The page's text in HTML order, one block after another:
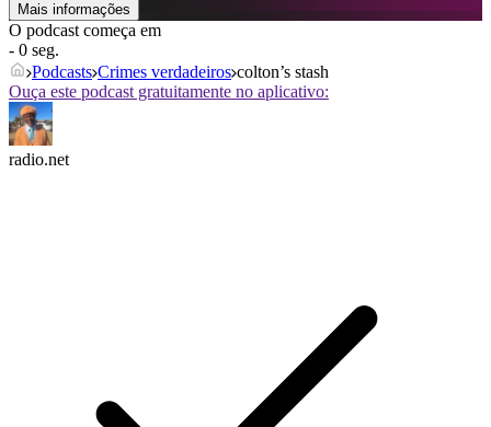
Mais informações
O podcast começa em
- 0 seg.
Podcasts Crimes verdadeiros colton’s stash
Ouça este podcast gratuitamente no aplicativo:
radio.net